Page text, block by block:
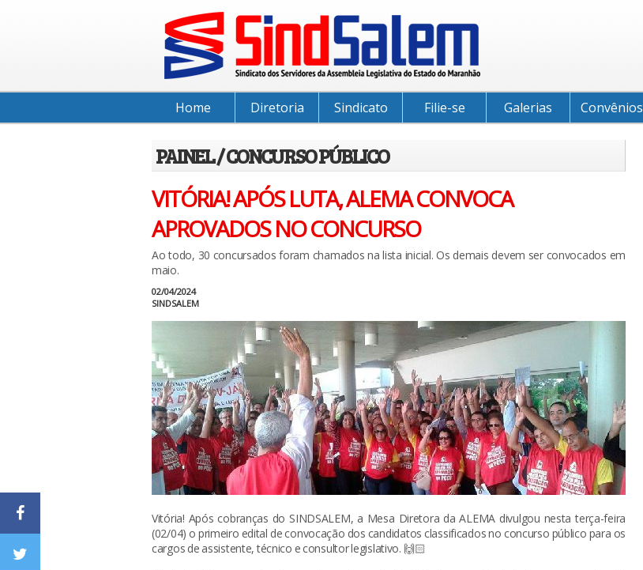
Home Diretoria Sindicato Filie-se Galerias Convênios
PAINEL / CONCURSO PÚBLICO
VITÓRIA! APÓS LUTA, ALEMA CONVOCA
APROVADOS NO CONCURSO
Ao todo, 30 concursados foram chamados na lista inicial. Os demais devem ser convocados em
maio.
02/04/2024
SINDSALEM
Vitória! Após cobranças do SINDSALEM, a Mesa Diretora da ALEMA divulgou nesta terça-feira
(02/04) o primeiro edital de convocação dos candidatos classificados no concurso público para os
cargos de assistente, técnico e consultor legislativo. 🙌🏻